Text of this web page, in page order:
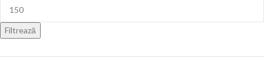
Filtrează